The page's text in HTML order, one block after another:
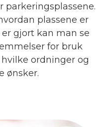
parkeringsplassene.
plassene er
gjort kan man se
for bruk
ordninger og
ønsker.